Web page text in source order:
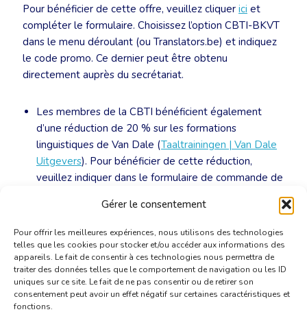
Gérer le consentement
Pour offrir les meilleures expériences, nous utilisons des technologies
telles que les cookies pour stocker et/ou accéder aux informations des
appareils. Le fait de consentir à ces technologies nous permettra de
traiter des données telles que le comportement de navigation ou les ID
uniques sur ce site. Le fait de ne pas consentir ou de retirer son
consentement peut avoir un effet négatif sur certaines caractéristiques et
fonctions.
Pour bénéficier de cette offre, veuillez cliquer ici et
compléter le formulaire. Choisissez l’option CBTI-BKVT
dans le menu déroulant (ou Translators.be) et indiquez
le code promo. Ce dernier peut être obtenu
directement auprès du secrétariat.
Les membres de la CBTI bénéficient également
d’une réduction de 20 % sur les formations
linguistiques de Van Dale (Taaltrainingen | Van Dale
Uitgevers). Pour bénéficier de cette réduction,
veuillez indiquer dans le formulaire de commande de
que le code promotionnel.